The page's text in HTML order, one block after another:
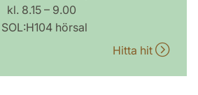
kl. 8.15 – 9.00
hörsal
Hitta hit